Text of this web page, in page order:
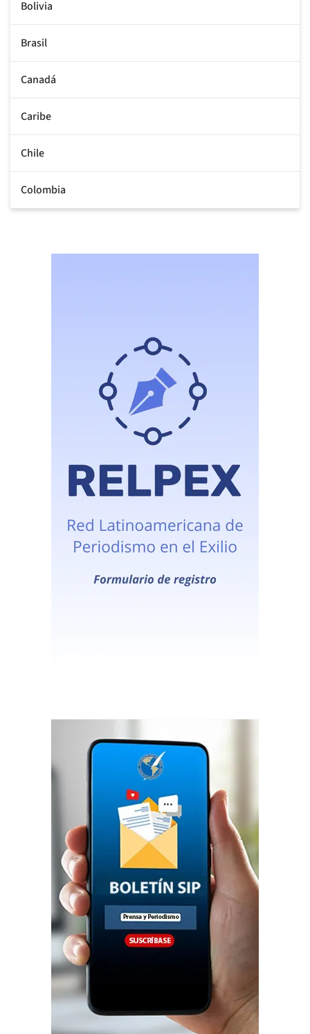
Bolivia
Brasil
Canadá
Caribe
Chile
Colombia